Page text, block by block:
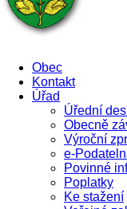
Obec
Kontakt
Úřad
Úřední
Obecně
Výroční
e-
Povinné
Poplatky
Ke stažení